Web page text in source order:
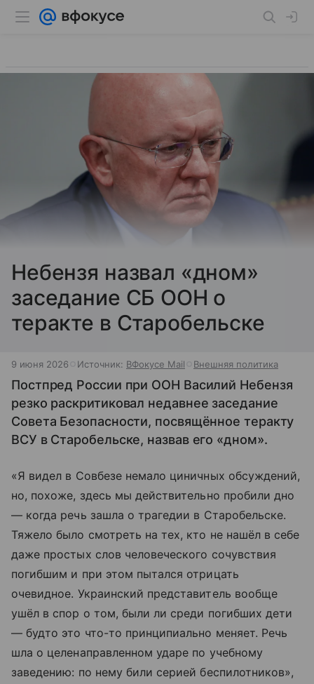
Небензя назвал «дном»
заседание СБ ООН о
теракте в Старобельске
9 июня 2026 Источник: ВФокусе Mail Внешняя политика
Постпред России при ООН Василий Небензя
резко раскритиковал недавнее заседание
Совета Безопасности, посвящённое теракту
ВСУ в Старобельске, назвав его «дном».
«Я видел в Совбезе немало циничных обсуждений,
но, похоже, здесь мы действительно пробили дно
— когда речь зашла о трагедии в Старобельске.
Тяжело было смотреть на тех, кто не нашёл в себе
даже простых слов человеческого сочувствия
погибшим и при этом пытался отрицать
очевидное. Украинский представитель вообще
ушёл в спор о том, были ли среди погибших дети
— будто это что-то принципиально меняет. Речь
шла о целенаправленном ударе по учебному
заведению: по нему били серией беспилотников»,